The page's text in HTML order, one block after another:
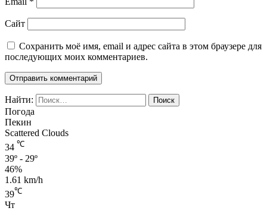
Сайт
Сохранить моё имя, email и адрес сайта в этом браузере для
последующих моих комментариев.
Найти:
Погода
Пекин
Scattered Clouds
34 ℃
39º - 29º
46%
1.61 km/h
39℃
Чт